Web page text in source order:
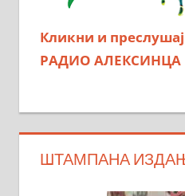
Кликни и
РАДИО АЛЕКСИНЦА
ШТАМПАНА